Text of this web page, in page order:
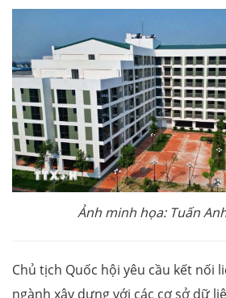
Ảnh minh họa: Tuấn
Chủ tịch Quốc hội yêu cầu kết nối
ngành xây dựng với các cơ sở dữ